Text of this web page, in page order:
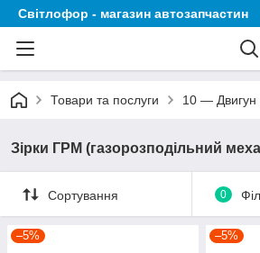
Світлофор - магазин автозапчастин
Товари та послуги 10 — Двигун
Зірки ГРМ (газорозподільний
Сортування 0
–5% –5%